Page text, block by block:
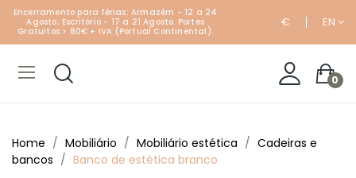
Encerramento para férias: Armazém - 12 a 24
Agosto; Escritório - 17 a 21 Agosto. Portes
Gratuitos > 80€ + IVA (Portual Continental).
€ EN
0
Home Mobiliário Mobiliário estética
Cadeiras e
bancos
Banco de estética branco